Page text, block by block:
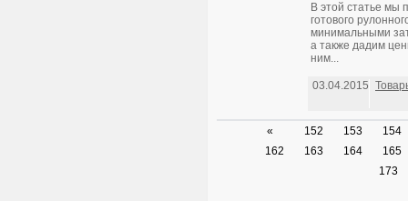
В этой статье мы
готового
минимальными
а также дадим
ним...
03.04.2015
« 152 153
154
162
163 164
165
173